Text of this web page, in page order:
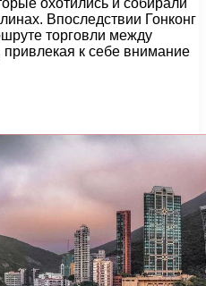
охотились и собирали
Впоследствии Гонконг
торговли между
к себе внимание